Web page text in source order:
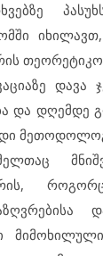
დავა
და დღემდე